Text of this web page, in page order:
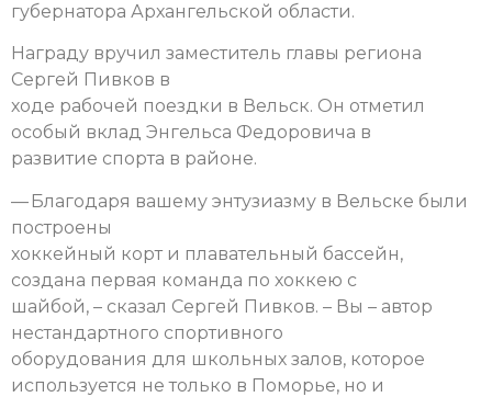
губернатора Архангельской области.
Награду вручил заместитель главы региона
Сергей Пивков в
ходе рабочей поездки в Вельск. Он отметил
особый вклад Энгельса Федоровича в
развитие спорта в районе.
— Благодаря вашему энтузиазму в Вельске были
построены
хоккейный корт и плавательный бассейн,
создана первая команда по хоккею с
шайбой, – сказал Сергей Пивков. – Вы – автор
нестандартного спортивного
оборудования для школьных залов, которое
используется не только в Поморье, но и